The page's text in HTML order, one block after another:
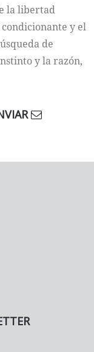
la libertad
y el
de
y la razón,